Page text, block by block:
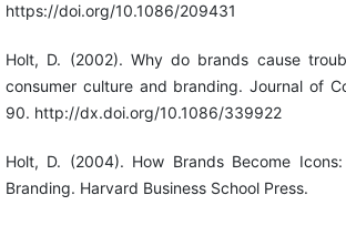
https://doi.org/10.1086/209431
Holt, D. (2002). Why do brands cause
consumer culture and branding. Journal of
90. http://dx.doi.org/10.1086/339922
Holt, D. (2004). How Brands Become
Branding. Harvard Business School Press.